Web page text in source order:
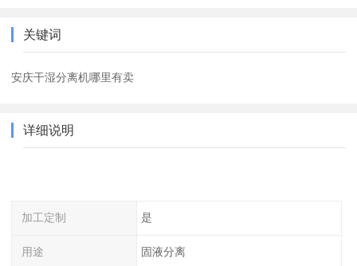
关键词
安庆干湿分离机哪里有卖
详细说明
加工定制 是
用途 固液分离